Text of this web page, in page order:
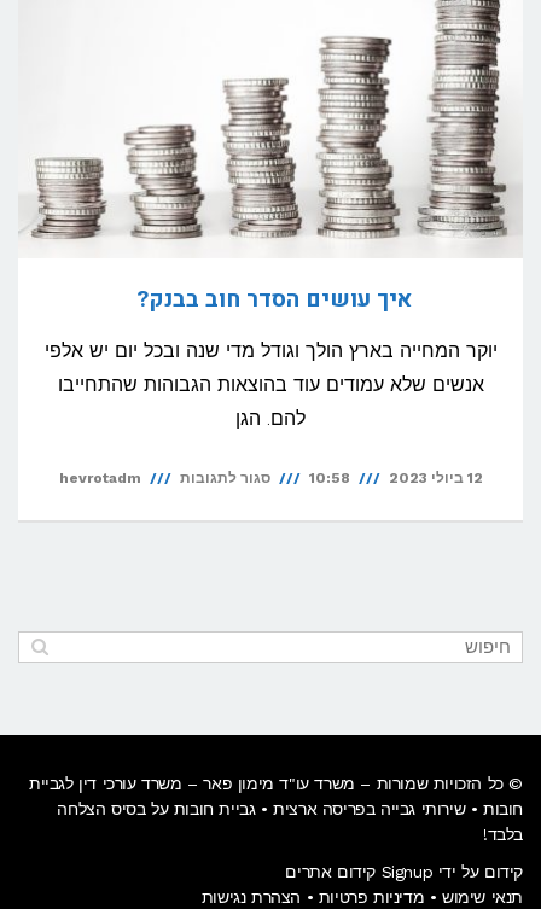
איך עושים הסדר חוב בבנק?
יוקר המחייה בארץ הולך וגודל מדי שנה ובכל יום יש אלפי
אנשים שלא עמודים עוד בהוצאות הגבוהות שהתחייבו
להם. הגן
12 ביולי 2023 10:58 סגור לתגובות על hevrotadm
© כל הזכויות שמורות – משרד עו"ד מימון פאר – משרד עורכי דין לגביית
חובות •שירותי גבייה בפריסה ארצית• גביית חובות על בסיס הצלחה
בלבד!
קידום על ידי Signup קידום אתרים
תנאי שימוש • מדיניות פרטיות • הצהרת נגישות